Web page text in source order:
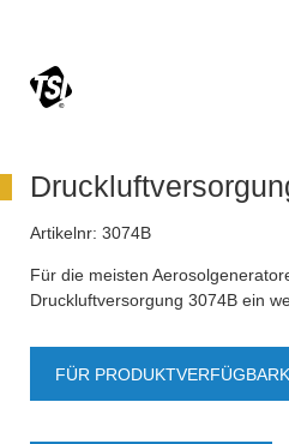
Artikelnr: 3074B
Für die meisten
Druckluftversorgung 3074B ein
FÜR